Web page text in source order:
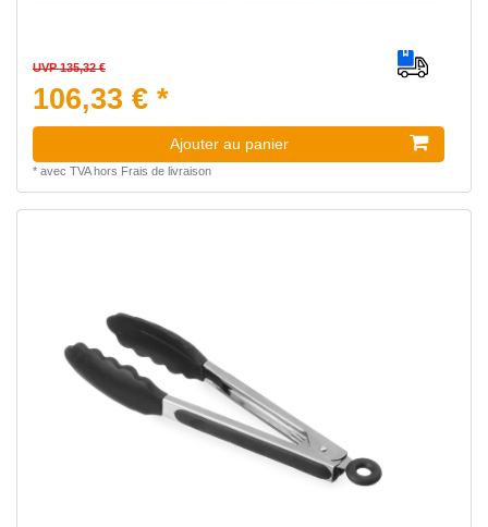
UVP 135,32 €
106,33 € *
Ajouter au panier
* avec TVAhors Frais de livraison